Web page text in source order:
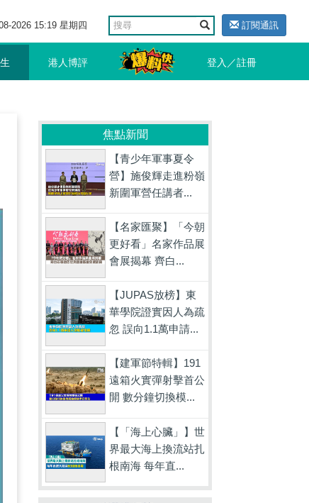
2026 15:19 星期四 訂閱通訊
港人博評 登入／註冊
焦點新聞
【青少年軍事夏令
營】施俊輝走進粉嶺
新圍軍營任講者...
【名家匯聚】「今朝
更好看」名家作品展
會展揭幕 齊白...
【JUPAS放榜】東
華學院證實因人為疏
忽 誤向1.1萬申請...
【建軍節特輯】191
遠箱火實彈射擊首公
開 數分鐘切換模...
【「海上心臟」】世
界最大海上換流站扎
根南海 每年直...